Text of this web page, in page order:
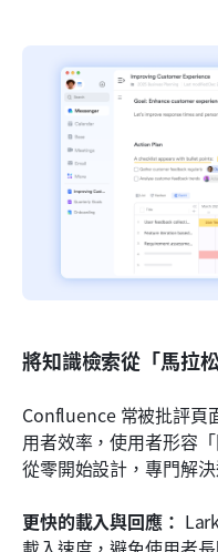
將知識檢索從「馬拉
Confluence 常被批評頁
用者效率，使用者形容
從零開始設計，專門解決
更快的載入與回應：